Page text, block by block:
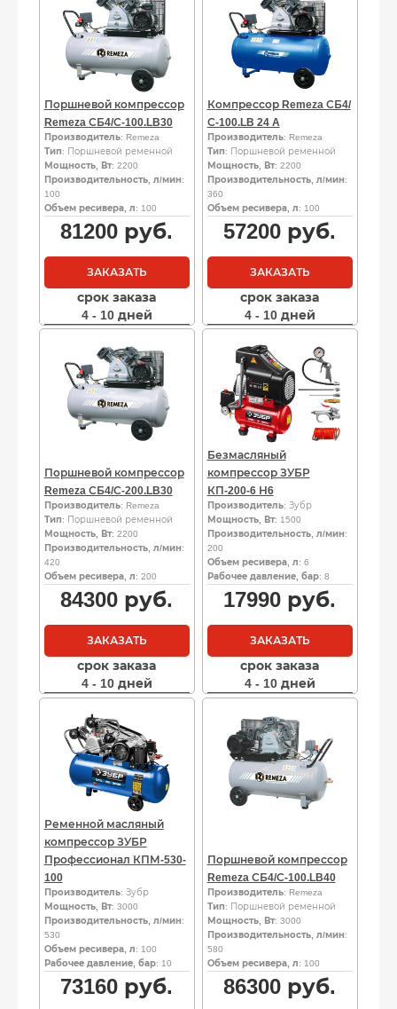
Поршневой компрессор
Remeza СБ4/С-100.LB30
Производитель: Remeza
Тип: Поршневой ременной
Мощность, Вт: 2200
Производительность, л/мин:
100
Объем ресивера, л: 100
81200 руб.
ЗАКАЗАТЬ
срок заказа
4 - 10 дней
Компрессор Remeza СБ4/
С-100.LB 24 A
Производитель: Remeza
Тип: Поршневой ременной
Мощность, Вт: 2200
Производительность, л/мин:
360
Объем ресивера, л: 100
57200 руб.
ЗАКАЗАТЬ
срок заказа
4 - 10 дней
Поршневой компрессор
Remeza СБ4/С-200.LB30
Производитель: Remeza
Тип: Поршневой ременной
Мощность, Вт: 2200
Производительность, л/мин:
420
Объем ресивера, л: 200
84300 руб.
ЗАКАЗАТЬ
срок заказа
4 - 10 дней
Безмасляный
компрессор ЗУБР
КП-200-6 Н6
Производитель: Зубр
Мощность, Вт: 1500
Производительность, л/мин:
200
Объем ресивера, л: 6
Рабочее давление, бар: 8
17990 руб.
ЗАКАЗАТЬ
срок заказа
4 - 10 дней
Ременной масляный
компрессор ЗУБР
Профессионал КПМ-530-
100
Производитель: Зубр
Мощность, Вт: 3000
Производительность, л/мин:
530
Объем ресивера, л: 100
Рабочее давление, бар: 10
73160 руб.
Поршневой компрессор
Remeza СБ4/С-100.LB40
Производитель: Remeza
Тип: Поршневой ременной
Мощность, Вт: 3000
Производительность, л/мин:
580
Объем ресивера, л: 100
86300 руб.